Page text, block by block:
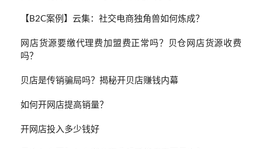
【B2C案例】云集：社交电商独角兽如何炼成？
网店货源要缴代理费加盟费正常吗？贝仓网店货源收费
吗？
贝店是传销骗局吗？揭秘开贝店赚钱内幕
如何开网店提高销量？
开网店投入多少钱好